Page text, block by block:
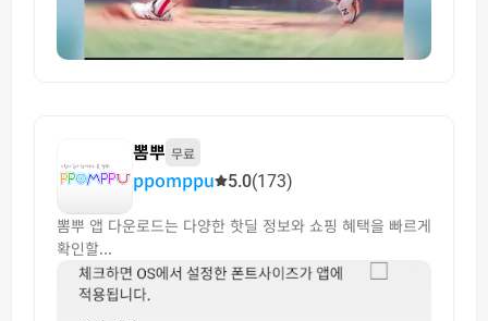
뽐뿌 무료
ppomppu 5.0(173)
뽐뿌 앱 다운로드는 다양한 핫딜 정보와 쇼핑 혜택을 빠르게
확인할...